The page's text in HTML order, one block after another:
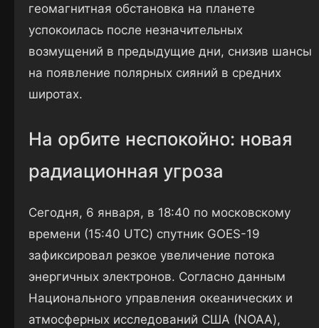
геомагнитная обстановка на планете
успокоилась после незначительных
возмущений в предыдущие дни, снизив шансы
на появление полярных сияний в средних
широтах.
На орбите неспокойно: новая
радиационная угроза
Сегодня, 6 января, в 18:40 по московскому
времени (15:40 UTC) спутник GOES-19
зафиксировал резкое увеличение потока
энергичных электронов. Согласно данным
Национального управления океанических и
атмосферных исследований США (NOAA),